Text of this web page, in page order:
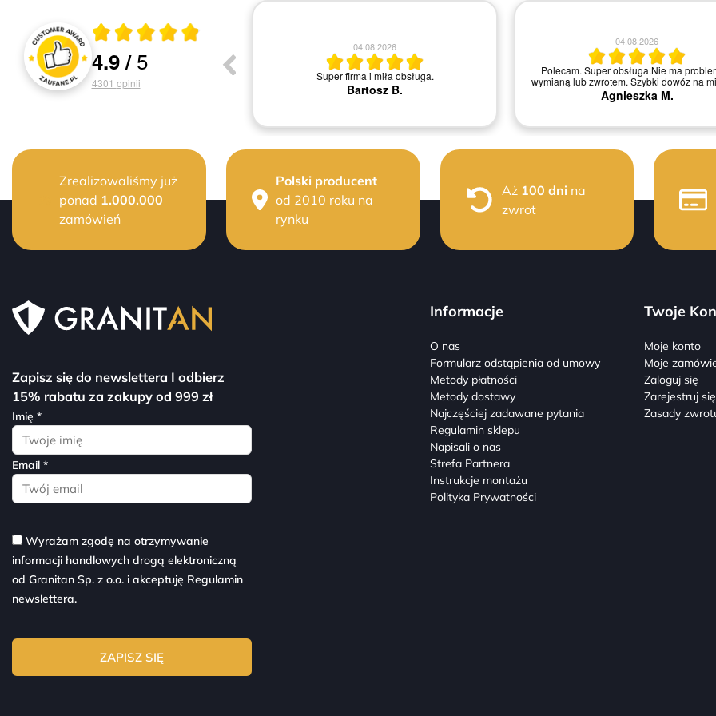
Oceny i recenzje klientów
Średnia ocena 4.9 z 5
4.9/5
4301 opinii
04.08.2026
Jestem bardzo zadowolona z Waszej szybkiej
obsługi dziękuję
04.08.2026
Super firma i miła obsługa.
Bartosz B.
04.08.2026
Polecam. Super obsługa.Nie ma
wymianą lub zwrotem. Szybki dowóz na
Agnieszka M.
Zrealizowaliśmy już
ponad 1.000.000
zamówień
Polski producent
od 2010 roku na
rynku
Aż 100 dni na
zwrot
Zapisz się do newslettera I odbierz
15% rabatu za zakupy od 999 zł
Imię *
Email *
Wyrażam zgodę na otrzymywanie
informacji handlowych drogą elektroniczną
od Granitan Sp. z o.o. i akceptuję Regulamin
newslettera.
Informacje
O nas
Formularz odstąpienia od umowy
Metody płatności
Metody dostawy
Najczęściej zadawane pytania
Regulamin sklepu
Napisali o nas
Strefa Partnera
Instrukcje montażu
Polityka Prywatności
Twoje
Moje konto
Moje
Zaloguj się
Zarejestruj się
Zasady